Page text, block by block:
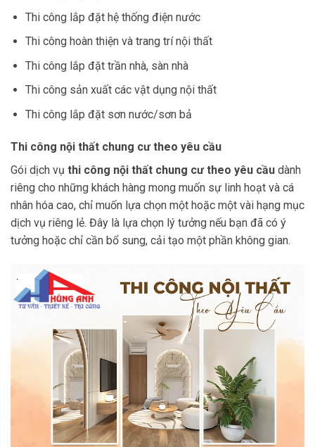
Thi công lắp đặt hệ thống điện nước
Thi công hoàn thiện và trang trí nội thất
Thi công lắp đặt trần nhà, sàn nhà
Thi công sản xuất các vật dụng nội thất
Thi công lắp đặt sơn nước/sơn bả
Thi công nội thất chung cư theo yêu cầu
Gói dịch vụ thi công nội thất chung cư theo yêu cầu dành
riêng cho những khách hàng mong muốn sự linh hoạt và cá
nhân hóa cao, chỉ muốn lựa chọn một hoặc một vài hạng mục
dịch vụ riêng lẻ. Đây là lựa chọn lý tưởng nếu bạn đã có ý
tưởng hoặc chỉ cần bổ sung, cải tạo một phần không gian.